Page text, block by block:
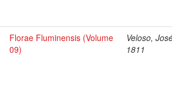
Florae Fluminensis (Volume
09)
Veloso,
1811